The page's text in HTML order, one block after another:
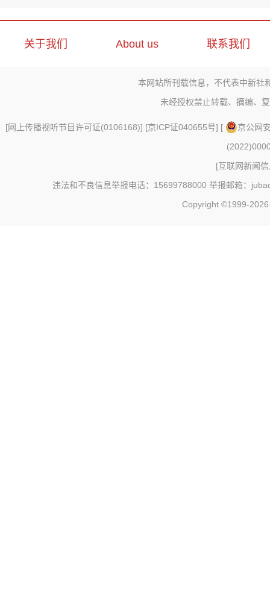
关于我们 About us 联系我们
本网站所刊载信息，不代表中新社
未经授权禁止转载、摘编、
[网上传播视听节目许可证(0106168)] [京ICP证040655号] [
京公网
[互联网新闻
违法和不良信息举报电话：15699788000 举报邮箱：
Copyright ©1999-